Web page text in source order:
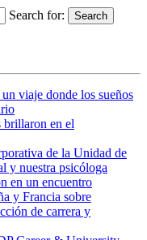
Search for:
Search
viaje donde los sueños
brillaron en el
de la Unidad de
y nuestra psicóloga
en un encuentro
y Francia sobre
de carrera y